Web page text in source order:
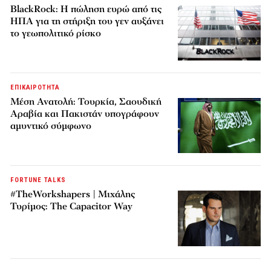
BlackRock: Η πώληση ευρώ από τις
ΗΠΑ για τη στήριξη του γεν αυξάνει
το γεωπολιτικό ρίσκο
ΕΠΙΚΑΙΡΟΤΗΤΑ
Μέση Ανατολή: Τουρκία, Σαουδική
Αραβία και Πακιστάν υπογράφουν
αμυντικό σύμφωνο
FORTUNE TALKS
#TheWorkshapers | Μιχάλης
Τυρίμος: The Capacitor Way